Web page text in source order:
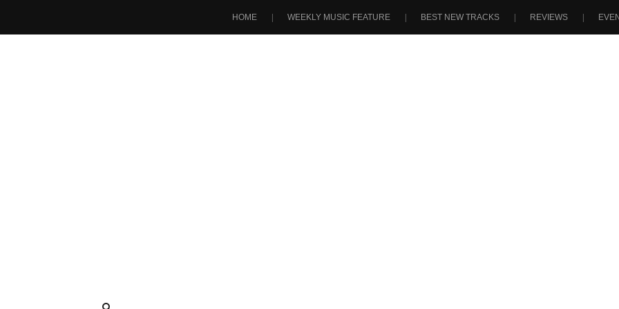
HOME WEEKLY MUSIC FEATURE BEST NEW TRACKS REVIEWS